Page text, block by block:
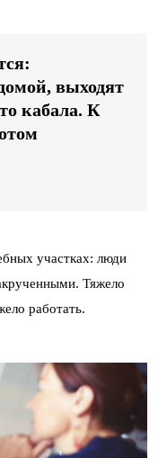
выходят
кабала. К
участках: люди
Тяжело
работать.